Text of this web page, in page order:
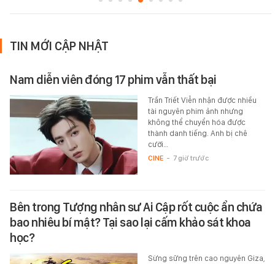
TIN MỚI CẬP NHẬT
Nam diễn viên đóng 17 phim vẫn thất bại
Trần Triết Viễn nhận được nhiều
tài nguyên phim ảnh nhưng
không thể chuyển hóa được
thành danh tiếng. Anh bị chê
cười…
CINE - 7 giờ trước
Bên trong Tượng nhân sư Ai Cập rốt cuộc ẩn chứa
bao nhiêu bí mật? Tại sao lại cấm khảo sát khoa
học?
Sừng sững trên cao nguyên Giza,